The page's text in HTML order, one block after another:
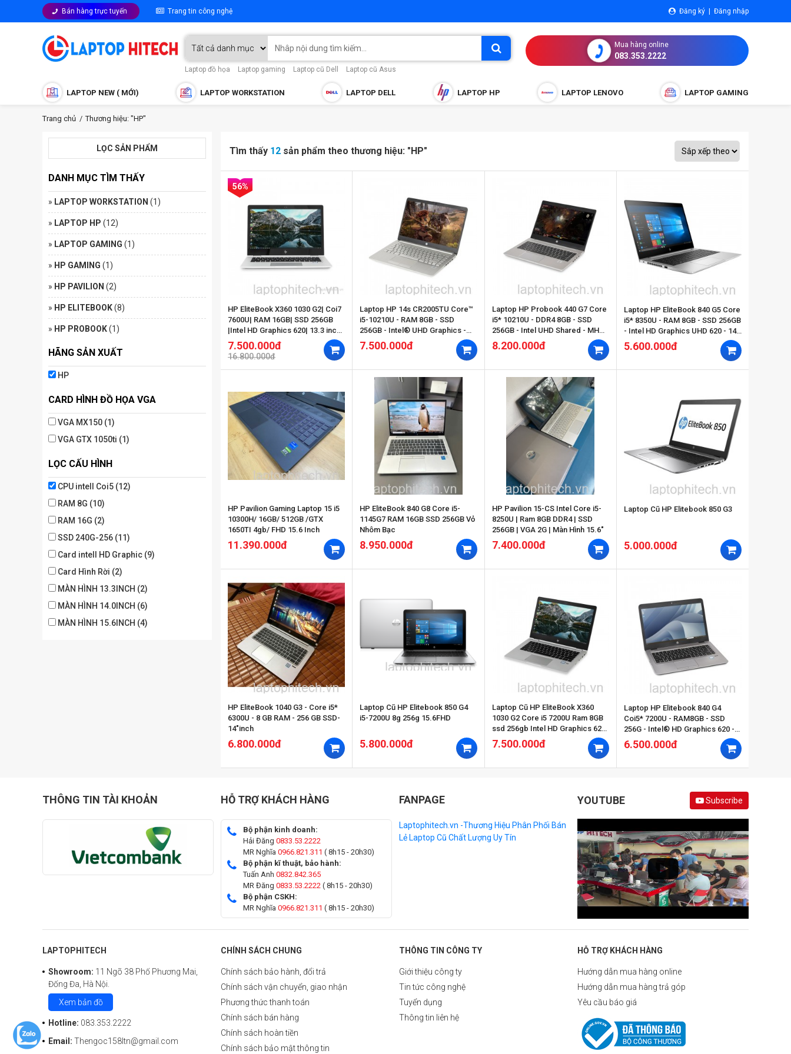
Bán hàng trực tuyến Trang tin công nghệ Đăng ký Đăng nhập
Laptop đồ họa Laptop gaming Laptop cũ Dell Laptop cũ Asus
Mua hàng online
083.353.2222
LAPTOP NEW ( MỚI) LAPTOP WORKSTATION LAPTOP DELL LAPTOP HP LAPTOP LENOVO LAPTOP GAMING
Trang chủ Thương hiệu: "HP"
LỌC SẢN PHẨM
DANH MỤC TÌM THẤY
» LAPTOP WORKSTATION (1)
» LAPTOP HP (12)
» LAPTOP GAMING (1)
» HP GAMING (1)
» HP PAVILION (2)
» HP ELITEBOOK(8)
» HP PROBOOK(1)
HÃNG SẢN XUẤT
HP
CARD HÌNH ĐỒ HỌA VGA
VGA MX150 (1)
VGA GTX 1050ti (1)
LỌC CẤU HÌNH
CPU intell Coi5 (12)
RAM 8G (10)
RAM 16G (2)
SSD 240G-256 (11)
Card intell HD Graphic (9)
Card Hình Rời (2)
MÀN HÌNH 13.3INCH (2)
MÀN HÌNH 14.0INCH (6)
MÀN HÌNH 15.6INCH (4)
Tìm thấy 12 sản phẩm theo thương hiệu: "HP"
56%
HP EliteBook X360 1030 G2| Coi7
7600U| RAM 16GB| SSD 256GB
|Intel HD Graphics 620| 13.3 inch
FHD
7.500.000đ
16.800.000đ
Laptop HP 14s CR2005TU Core™
i5-10210U - RAM 8GB - SSD
256GB - Intel® UHD Graphics -
MH 14" FHD
7.500.000đ
Laptop HP Probook 440 G7 Core
i5* 10210U - DDR4 8GB - SSD
256GB - Intel UHD Shared - MH
14.0inchs FHD
8.200.000đ
Laptop HP EliteBook 840 G5 Core
i5* 8350U - RAM 8GB - SSD 256GB
- Intel HD Graphics UHD 620 - 14
inch FHD
5.600.000đ
HP Pavilion Gaming Laptop 15 i5
10300H/ 16GB/ 512GB /GTX
1650TI 4gb/ FHD 15.6 Inch
11.390.000đ
HP EliteBook 840 G8 Core i5-
1145G7 RAM 16GB SSD 256GB Vỏ
Nhôm Bạc
8.950.000đ
HP Pavilion 15-CS Intel Core i5-
8250U | Ram 8GB DDR4 | SSD
256GB | VGA 2G | Màn Hình 15.6″
7.400.000đ
Laptop Cũ HP Elitebook 850 G3
5.000.000đ
HP EliteBook 1040 G3 - Core i5*
6300U - 8 GB RAM - 256 GB SSD-
14"inch
6.800.000đ
Laptop Cũ HP Elitebook 850 G4
i5-7200U 8g 256g 15.6FHD
5.800.000đ
Laptop Cũ HP EliteBook X360
1030 G2 Core i5 7200U Ram 8GB
ssd 256gb Intel HD Graphics 620
MH FHD
7.500.000đ
Laptop HP Elitebook 840 G4
Coi5* 7200U - RAM8GB - SSD
256G - Intel® HD Graphics 620 -
MH 14INCH FHD
6.500.000đ
THÔNG TIN TÀI KHOẢN HỖ TRỢ KHÁCH HÀNG
Bộ phận kinh doanh:
Hải Đăng 0833.53.2222
MR Nghĩa 0966.821.311 ( 8h15 - 20h30)
Bộ phận kĩ thuật, bảo hành:
Tuấn Anh 0832.842.365
MR Đăng 0833.53.2222 ( 8h15 - 20h30)
Bộ phận CSKH:
MR Nghĩa 0966.821.311 ( 8h15 - 20h30)
FANPAGE
Laptophitech.vn -Thương Hiệu Phân Phối Bán
Lẻ Laptop Cũ Chất Lượng Uy Tín
YOUTUBE Subscribe
LAPTOPHITECH
Showroom: 11 Ngõ 38 Phố Phương Mai,
Đống Đa, Hà Nội.
Xem bản đồ
Hotline: 083.353.2222
Email: Thengoc158ltn@gmail.com
CHÍNH SÁCH CHUNG
Chính sách bảo hành, đổi trả
Chính sách vận chuyển, giao nhận
Phương thức thanh toán
Chính sách bán hàng
Chính sách hoàn tiền
Chính sách bảo mật thông tin
THÔNG TIN CÔNG TY
Giới thiệu công ty
Tin tức công nghệ
Tuyển dụng
Thông tin liên hệ
HỖ TRỢ KHÁCH HÀNG
Hướng dẫn mua hàng online
Hướng dẫn mua hàng trả góp
Yêu cầu báo giá